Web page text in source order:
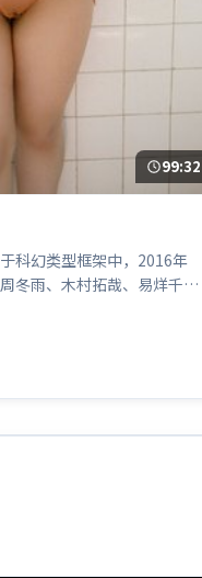
99:32
科幻类型框架中，2016年
冬雨、木村拓哉、易烊千
；整体气质偏英国都市与冷